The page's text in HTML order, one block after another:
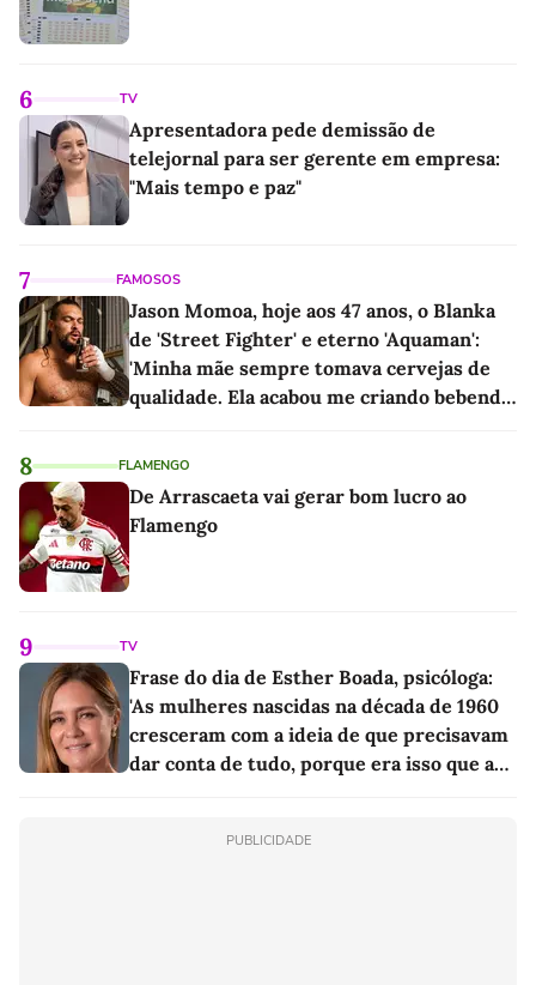
6 TV
Apresentadora pede demissão de
telejornal para ser gerente em empresa:
"Mais tempo e paz"
7 FAMOSOS
Jason Momoa, hoje aos 47 anos, o Blanka
de 'Street Fighter' e eterno 'Aquaman':
'Minha mãe sempre tomava cervejas de
qualidade. Ela acabou me criando bebendo
8 FLAMENGO
De Arrascaeta vai gerar bom lucro ao
Flamengo
9 TV
Frase do dia de Esther Boada, psicóloga:
'As mulheres nascidas na década de 1960
cresceram com a ideia de que precisavam
dar conta de tudo, porque era isso que a
PUBLICIDADE